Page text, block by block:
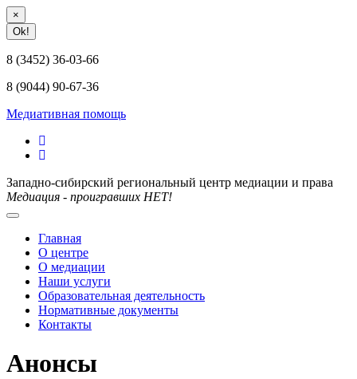
×
Ok!
8 (3452) 36-03-66
8 (9044) 90-67-36
Медиативная помощь
Западно-сибирский региональный центр медиации и права
Медиация - проигравших НЕТ!
Главная
О центре
О медиации
Наши услуги
Образовательная деятельность
Нормативные документы
Контакты
Анонсы